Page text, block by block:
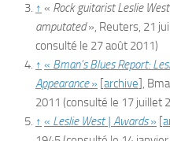
↑ « Rock guitarist Leslie
amputated», Reuters,‎ 21
consulté le 27 août 2011)
↑ « Bman’s Blues Report:
Appearance» [archive],
2011 (consulté le 17 juillet
↑ « Leslie West | Awards» [